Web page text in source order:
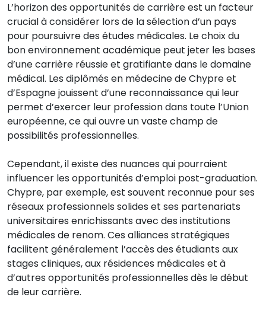
L’horizon des opportunités de carrière est un facteur
crucial à considérer lors de la sélection d’un pays
pour poursuivre des études médicales. Le choix du
bon environnement académique peut jeter les bases
d’une carrière réussie et gratifiante dans le domaine
médical. Les diplômés en médecine de Chypre et
d’Espagne jouissent d’une reconnaissance qui leur
permet d’exercer leur profession dans toute l’Union
européenne, ce qui ouvre un vaste champ de
possibilités professionnelles.
Cependant, il existe des nuances qui pourraient
influencer les opportunités d’emploi post-graduation.
Chypre, par exemple, est souvent reconnue pour ses
réseaux professionnels solides et ses partenariats
universitaires enrichissants avec des institutions
médicales de renom. Ces alliances stratégiques
facilitent généralement l’accès des étudiants aux
stages cliniques, aux résidences médicales et à
d’autres opportunités professionnelles dès le début
de leur carrière.